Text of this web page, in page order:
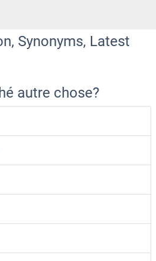
Synonyms, Latest
autre chose?